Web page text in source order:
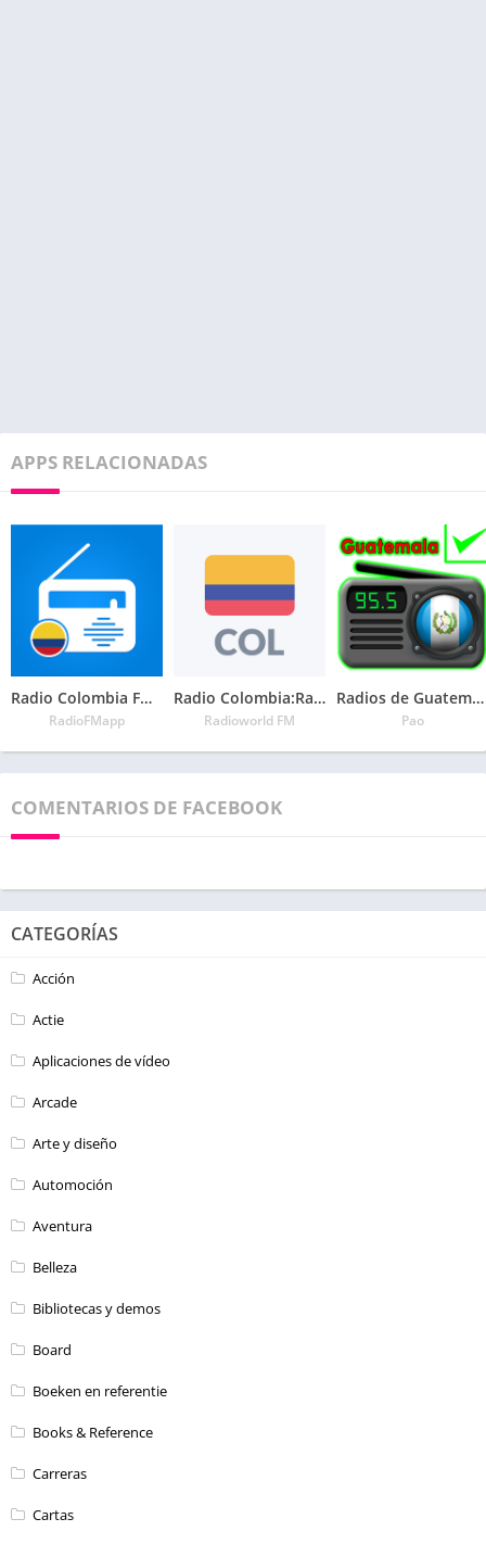
APPS RELACIONADAS
Radio Colombia FM – Todas las Emisoras Colombianas
RadioFMapp
Radio Colombia:Radio AM y FM gratis, Radio en vivo
Radioworld FM
Radios de Guatemala
Pao
COMENTARIOS DE FACEBOOK
CATEGORÍAS
Acción
Actie
Aplicaciones de vídeo
Arcade
Arte y diseño
Automoción
Aventura
Belleza
Bibliotecas y demos
Board
Boeken en referentie
Books & Reference
Carreras
Cartas